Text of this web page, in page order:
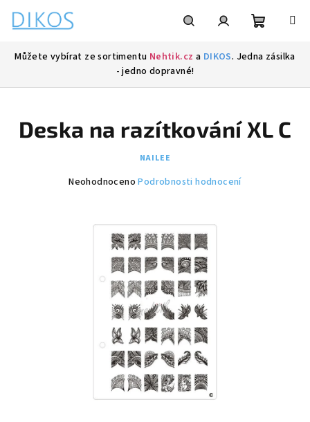
obsah
Můžete vybírat ze sortimentu Nehtik.cz a DIKOS. Jedna zásilka
- jedno dopravné!
Deska na razítkování XL C
NAILEE
Průměrné
hvězdiček.
Neohodnoceno Podrobnosti hodnocení